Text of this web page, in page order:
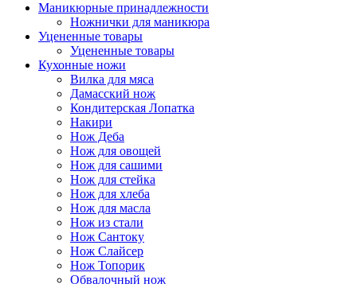
Маникюрные принадлежности
Ножнички для маникюра
Уцененные товары
Уцененные товары
Кухонные ножи
Вилка для мяса
Дамасский нож
Кондитерская Лопатка
Накири
Нож Деба
Нож для овощей
Нож для сашими
Нож для стейка
Нож для хлеба
Нож для масла
Нож из стали
Нож Сантоку
Нож Слайсер
Нож Топорик
Обвалочный нож